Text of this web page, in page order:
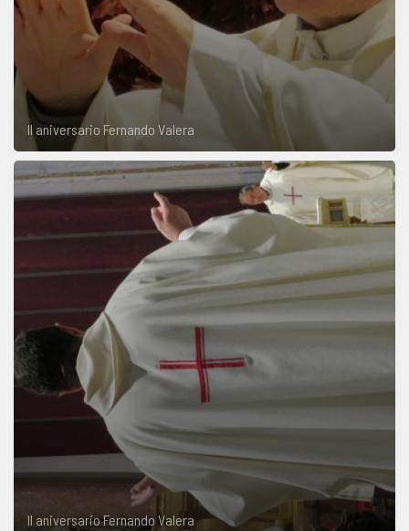
II aniversario Fernando Valera
II aniversario Fernando Valera